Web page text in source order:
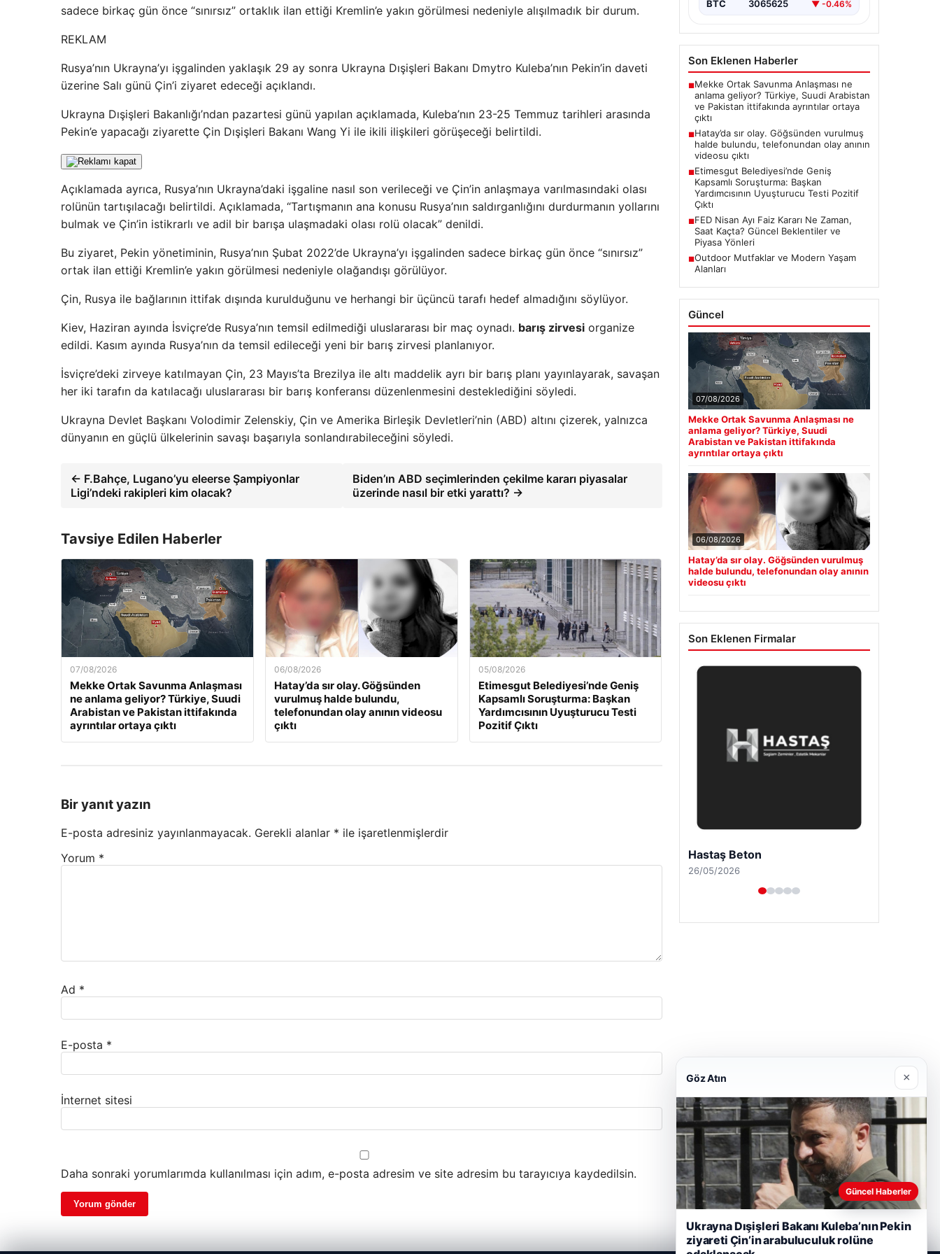
sadece birkaç gün önce “sınırsız” ortaklık ilan ettiği Kremlin’e yakın görülmesi nedeniyle alışılmadık bir durum.
REKLAM
Rusya’nın Ukrayna’yı işgalinden yaklaşık 29 ay sonra Ukrayna Dışişleri Bakanı Dmytro Kuleba’nın Pekin’in daveti
üzerine Salı günü Çin’i ziyaret edeceği açıklandı.
Ukrayna Dışişleri Bakanlığı’ndan pazartesi günü yapılan açıklamada, Kuleba’nın 23-25 ​​Temmuz tarihleri ​​arasında
Pekin’e yapacağı ziyarette Çin Dışişleri Bakanı Wang Yi ile ikili ilişkileri görüşeceği belirtildi.
Açıklamada ayrıca, Rusya’nın Ukrayna’daki işgaline nasıl son verileceği ve Çin’in anlaşmaya varılmasındaki olası
rolünün tartışılacağı belirtildi. Açıklamada, “Tartışmanın ana konusu Rusya’nın saldırganlığını durdurmanın yollarını
bulmak ve Çin’in istikrarlı ve adil bir barışa ulaşmadaki olası rolü olacak” denildi.
Bu ziyaret, Pekin yönetiminin, Rusya’nın Şubat 2022’de Ukrayna’yı işgalinden sadece birkaç gün önce “sınırsız”
ortak ilan ettiği Kremlin’e yakın görülmesi nedeniyle olağandışı görülüyor.
Çin, Rusya ile bağlarının ittifak dışında kurulduğunu ve herhangi bir üçüncü tarafı hedef almadığını söylüyor.
Kiev, Haziran ayında İsviçre’de Rusya’nın temsil edilmediği uluslararası bir maç oynadı. barış zirvesi organize
edildi. Kasım ayında Rusya’nın da temsil edileceği yeni bir barış zirvesi planlanıyor.
İsviçre’deki zirveye katılmayan Çin, 23 Mayıs’ta Brezilya ile altı maddelik ayrı bir barış planı yayınlayarak, savaşan
her iki tarafın da katılacağı uluslararası bir barış konferansı düzenlenmesini desteklediğini söyledi.
Ukrayna Devlet Başkanı Volodimir Zelenskiy, Çin ve Amerika Birleşik Devletleri’nin (ABD) altını çizerek, yalnızca
dünyanın en güçlü ülkelerinin savaşı başarıyla sonlandırabileceğini söyledi.
← F.Bahçe, Lugano’yu eleerse Şampiyonlar
Ligi’ndeki rakipleri kim olacak?
Biden’ın ABD seçimlerinden çekilme kararı piyasalar
üzerinde nasıl bir etki yarattı? →
Tavsiye Edilen Haberler
07/08/2026
Mekke Ortak Savunma Anlaşması
ne anlama geliyor? Türkiye, Suudi
Arabistan ve Pakistan ittifakında
ayrıntılar ortaya çıktı
06/08/2026
Hatay’da sır olay. Göğsünden
vurulmuş halde bulundu,
telefonundan olay anının videosu
çıktı
05/08/2026
Etimesgut Belediyesi’nde Geniş
Kapsamlı Soruşturma: Başkan
Yardımcısının Uyuşturucu Testi
Pozitif Çıktı
Bir yanıt yazın
E-posta adresiniz yayınlanmayacak. Gerekli alanlar * ile işaretlenmişlerdir
Yorum *
Ad *
E-posta *
İnternet sitesi
Daha sonraki yorumlarımda kullanılması için adım, e-posta adresim ve site adresim bu tarayıcıya kaydedilsin.
BTC 3065625 ▼ -0.46%
Son Eklenen Haberler
■Mekke Ortak Savunma Anlaşması ne
anlama geliyor? Türkiye, Suudi Arabistan
ve Pakistan ittifakında ayrıntılar ortaya
çıktı
■Hatay’da sır olay. Göğsünden vurulmuş
halde bulundu, telefonundan olay anının
videosu çıktı
■Etimesgut Belediyesi’nde Geniş
Kapsamlı Soruşturma: Başkan
Yardımcısının Uyuşturucu Testi Pozitif
Çıktı
■FED Nisan Ayı Faiz Kararı Ne Zaman,
Saat Kaçta? Güncel Beklentiler ve
Piyasa Yönleri
■Outdoor Mutfaklar ve Modern Yaşam
Alanları
Güncel
07/08/2026
Mekke Ortak Savunma Anlaşması ne
anlama geliyor? Türkiye, Suudi
Arabistan ve Pakistan ittifakında
ayrıntılar ortaya çıktı
06/08/2026
Hatay’da sır olay. Göğsünden vurulmuş
halde bulundu, telefonundan olay anının
videosu çıktı
Son Eklenen Firmalar
Enes Kaplan Avukatlık Bürosu
28/04/2026
Göz Atın ×
Güncel Haberler
Ukrayna Dışişleri Bakanı Kuleba’nın Pekin
ziyareti Çin’in arabuluculuk rolüne